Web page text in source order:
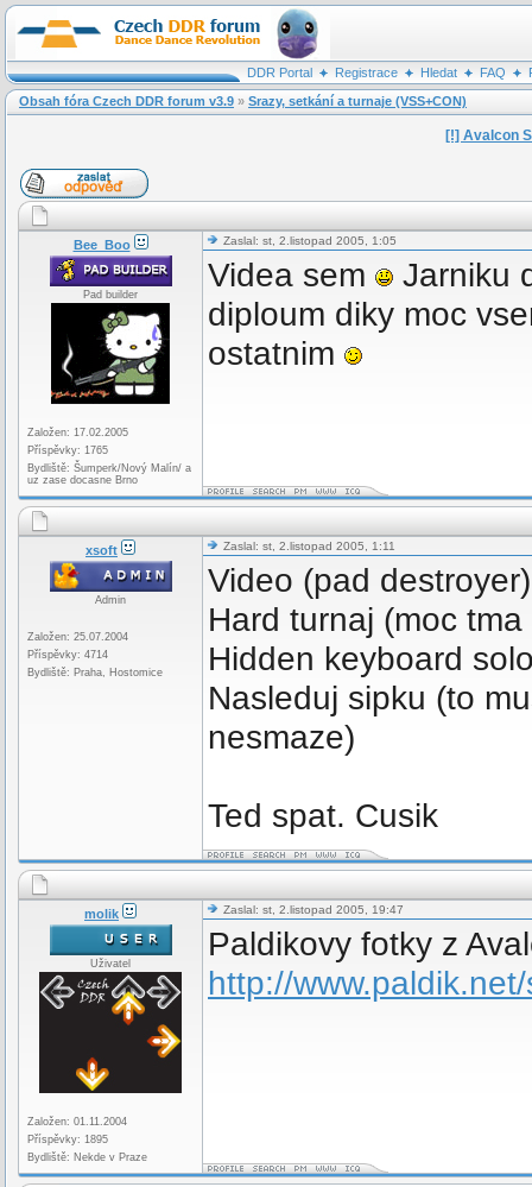
DDR Portal Registrace Hledat FAQ
Obsah fóra Czech DDR forum v3.9 » Srazy, setkání a turnaje (VSS+CON)
[!] Avalcon
Bee_Boo
Pad builder
Založen: 17.02.2005
Příspěvky: 1765
Bydliště: Šumperk/Nový Malín/ a
uz zase docasne Brno
Zaslal: st, 2.listopad 2005, 1:05
Videa sem
Jarniku
diploum diky moc
ostatnim
xsoft
Admin
Založen: 25.07.2004
Příspěvky: 4714
Bydliště: Praha, Hostomice
Zaslal: st, 2.listopad 2005, 1:11
Video (pad
Hard turnaj (moc
Hidden keyboard
Nasleduj sipku (to
nesmaze)
Ted spat. Cusik
molik
Uživatel
Založen: 01.11.2004
Příspěvky: 1895
Bydliště: Nekde v Praze
Zaslal: st, 2.listopad 2005, 19:47
Paldikovy fotky z
http://